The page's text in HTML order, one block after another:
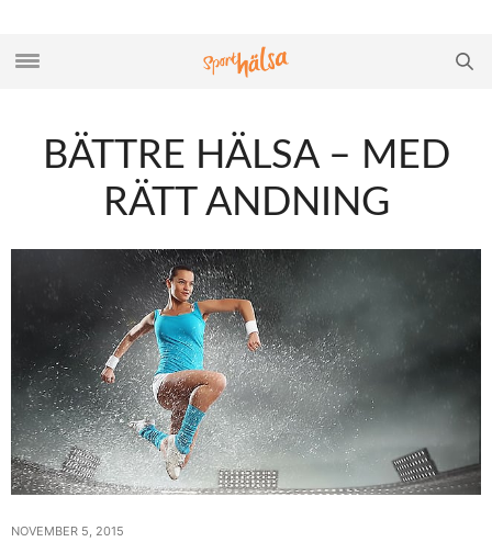
BÄTTRE HÄLSA – MED
RÄTT ANDNING
NOVEMBER 5, 2015